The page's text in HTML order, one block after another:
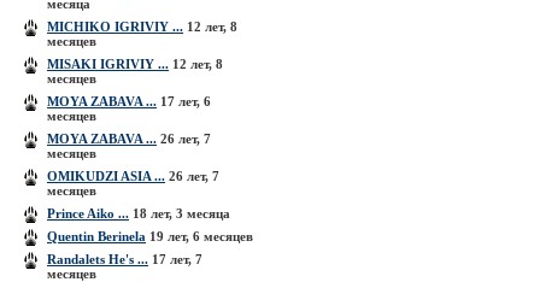
месяца
MICHIKO IGRIVIY ... 12 лет, 8
месяцев
MISAKI IGRIVIY ... 12 лет, 8
месяцев
MOYA ZABAVA ... 17 лет, 6
месяцев
MOYA ZABAVA ... 26 лет, 7
месяцев
OMIKUDZI ASIA ... 26 лет, 7
месяцев
Prince Aiko ... 18 лет, 3 месяца
Quentin Berinela 19 лет, 6 месяцев
Randalets He's ... 17 лет, 7
месяцев